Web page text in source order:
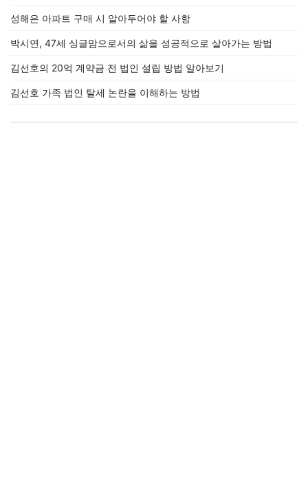
성해은 아파트 구매 시 알아두어야 할 사항
박시연, 47세 싱글맘으로서의 삶을 성공적으로 살아가는 방법
김선호의 20억 계약금 전 법인 설립 방법 알아보기
김선호 가족 법인 탈세 논란을 이해하는 방법